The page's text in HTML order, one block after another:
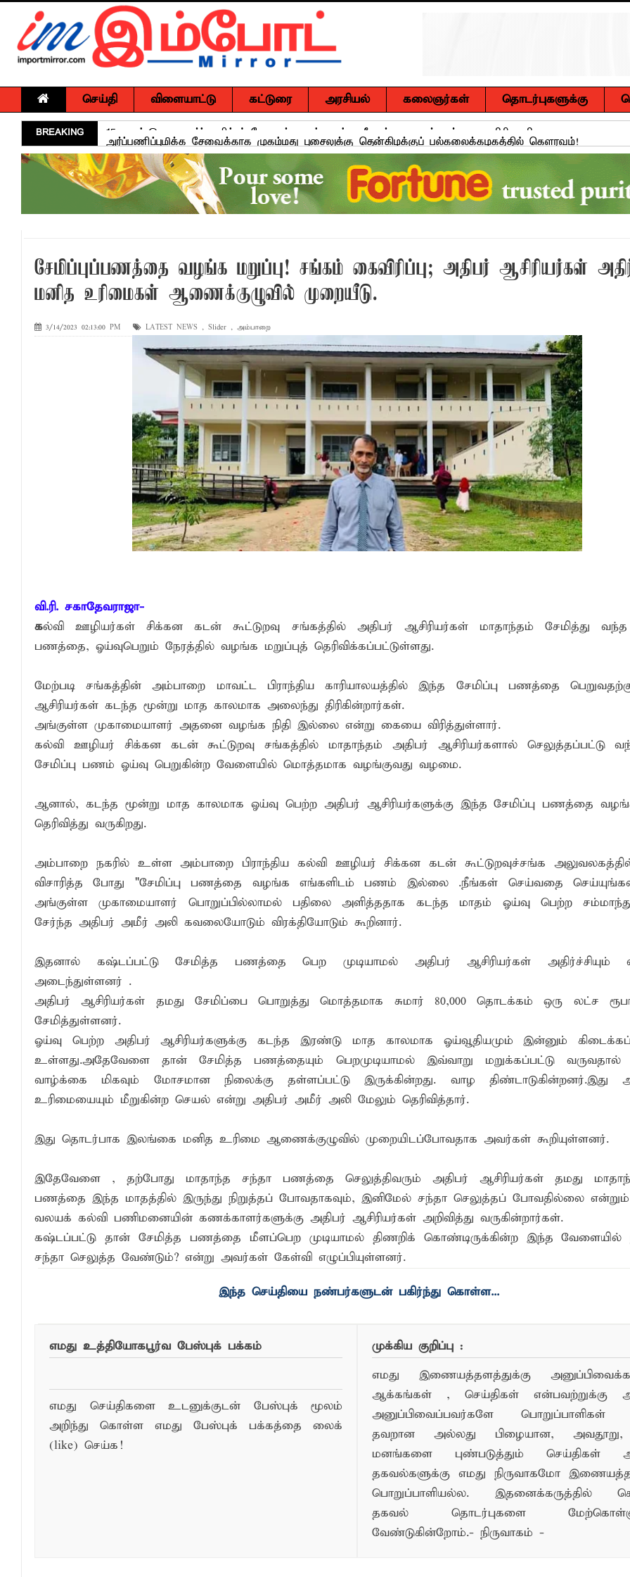
செய்தி விளையாட்டு கட்டுரை அரசியல் கலைஞர்கள் தொடர்புகளுக்கு
BREAKING
அர்ப்பணிப்புமிக்க சேவைக்காக முகம்மது புசைலுக்கு தென்கிழக்குப் பல்கலைக்கழகத்தில் கௌரவம்!
சுகாதார விதிமுறைகளை மீறிய வியாபாரிகளுக்கு எதிராகச் சட்ட நடவடிக்கை! மனித நுகர்வுக்குப்
மாளிகைக்காட்டிற்கு நிரந்தர மாற்று மையவாடி அமைப்பது குறித்து விசேட ஆலோசனைக் கூட்டம் :
ஒருமித்த நடவடிக்கைக்கு முஸ்தீபு
பகிடிவதைக்கு பூஜ்ஜிய சகிப்புத்தன்மை: "ஒரு மாணவனின் கனவைக் கலைக்காதீர்கள்" – தென்கிழக்குப்
கல்முனை - பாண்டிருப்பில் வீதி விபத்து ஒருவர் உயிரிழப்பு, மற்றையவர் அவசர சிகிச்சை பிரிவில்
NGO சட்டமூலத்திற்கு எதிராக பாராளுமன்ற உறுப்பினர்கள் வாக்களிக்க வேண்டும் – மனித உரிமைகள்
வேண்டுகோள்
அக்கரைப்பற்று பொலிஸ் பிரிவில் அதிரடிப் போக்குவரத்துச் சோதனை- 187 வழக்குகள் பதிவு, 23 மோட்டார்
தென்கிழக்குப் பல்கலைக்கழகத்தில் புவித் தகவல் தொழில்நுட்ப குறுகியகால கற்கைநெறி ஆரம்பம்: பன்முகக்
காலத்தின் தேவை – பீடாதிபதி பேராசிரியர் எம். எம். பாஸில்
தீகவாபியில் பயிர்ச்செய்கைகள் நாசம்- அறுவடைக்குத் தயாராகவிருந்த நெல் வயல்களை துவம்சம் செய்த
தென்கிழக்குப் பல்கலைக்கழகத்திற்கு மேலும் ஓர் பெருமை
தென்கிழக்குப் பல்கலையில் மூன்று நாட்கள், ஒன்பது அமர்வுகள்; 3,397 பட்டதாரிகளுக்கு பட்டங்கள் –
நினைவுப் பதக்கங்கள் மற்றும் சிறப்புப் பரிசுகள்
இலங்கை அஹ்திய்யா பாடசாலைகளின் 75ஆவது ஆண்டு பவள விழா ஏற்பாடுகள் தொடர்பாக அம்பாறை
தென்கிழக்குப் பல்கலைக்கழக ஊழியர் சங்கத்தின் புதிய செயலாளராக நாபி எம். முஸ்னி பதவியேற்பு
சாய்ந்தமருது லீடர் அஸ்ரப் வித்தியாலயத்தில் சுற்றாடல் சார் செயற்பாட்டு முகாம்
சாய்ந்தமருது ரியல் பிளாஸ்டர் விளையாட்டுக் கழகத்தின் ரீஜென்சி டி20 பிளாஸ்ட் கிரிக்கெட் சுற்றுப்போட்டி
நிதி மோசடிகளைத் தடுப்பதற்காக மத்திய வங்கி – பொலிஸார் இணைந்து அம்பாறையில் விசேட விழிப்புணர்வு
சாய்ந்தமருதில் தாய்ப்பால் ஊட்டல் வாரத்தை முன்னிட்டு கர்ப்பிணி மற்றும் பாலூட்டும் தாய்மார்களுக்கான
15 ஆண்டுகால அர்ப்பணிப்புச் சேவைக்கு எம்.ஏ.எம். ரயீஸுக்கு உணர்வுபூர்வமான பிரியாவிடை
சேமிப்புப்பணத்தை வழங்க மறுப்பு! சங்கம் கைவிரிப்பு; அதிபர் ஆசிரியர்கள்
மனித உரிமைகள் ஆணைக்குழுவில் முறையீடு.
3/14/2023 02:13:00 PM LATEST NEWS , Slider , அம்பாறை
வி.ரி. சகாதேவராஜா-
கல்வி ஊழியர்கள் சிக்கன கடன் கூட்டுறவு சங்கத்தில் அதிபர் ஆசிரியர்கள் மாதாந்தம் சேமித்து வந்த
பணத்தை, ஓய்வுபெறும் நேரத்தில் வழங்க மறுப்புத் தெரிவிக்கப்பட்டுள்ளது.
மேற்படி சங்கத்தின் அம்பாறை மாவட்ட பிராந்திய காரியாலயத்தில் இந்த சேமிப்பு பணத்தை
ஆசிரியர்கள் கடந்த மூன்று மாத காலமாக அலைந்து திரிகின்றார்கள்.
அங்குள்ள முகாமையாளர் அதனை வழங்க நிதி இல்லை என்று கையை விரித்துள்ளார்.
கல்வி ஊழியர் சிக்கன கடன் கூட்டுறவு சங்கத்தில் மாதாந்தம் அதிபர் ஆசிரியர்களால் செலுத்தப்பட்டு
சேமிப்பு பணம் ஓய்வு பெறுகின்ற வேளையில் மொத்தமாக வழங்குவது வழமை.
ஆனால், கடந்த மூன்று மாத காலமாக ஓய்வு பெற்ற அதிபர் ஆசிரியர்களுக்கு இந்த சேமிப்பு பணத்தை
தெரிவித்து வருகிறது.
அம்பாறை நகரில் உள்ள அம்பாறை பிராந்திய கல்வி ஊழியர் சிக்கன கடன் கூட்டுறவுச்சங்க
விசாரித்த போது "சேமிப்பு பணத்தை வழங்க எங்களிடம் பணம் இல்லை .நீங்கள் செய்வதை
அங்குள்ள முகாமையாளர் பொறுப்பில்லாமல் பதிலை அளித்ததாக கடந்த மாதம் ஓய்வு பெற்ற
சேர்ந்த அதிபர் அமீர் அலி கவலையோடும் விரக்தியோடும் கூறினார்.
இதனால் கஷ்டப்பட்டு சேமித்த பணத்தை பெற முடியாமல் அதிபர் ஆசிரியர்கள் அதிர்ச்சியும்
அடைந்துள்ளனர் .
அதிபர் ஆசிரியர்கள் தமது சேமிப்பை பொறுத்து மொத்தமாக சுமார் 80,000 தொடக்கம் ஒரு லட்ச
சேமித்துள்ளனர்.
ஓய்வு பெற்ற அதிபர் ஆசிரியர்களுக்கு கடந்த இரண்டு மாத காலமாக ஓய்வூதியமும் இன்னும்
உள்ளது.அதேவேளை தான் சேமித்த பணத்தையும் பெறமுடியாமல் இவ்வாறு மறுக்கப்பட்டு
வாழ்க்கை மிகவும் மோசமான நிலைக்கு தள்ளப்பட்டு இருக்கின்றது. வாழ திண்டாடுகின்றனர்.இது
உரிமையையும் மீறுகின்ற செயல் என்று அதிபர் அமீர் அலி மேலும் தெரிவித்தார்.
இது தொடர்பாக இலங்கை மனித உரிமை ஆணைக்குழுவில் முறையிடப்போவதாக அவர்கள் கூறியுள்ளனர்.
இதேவேளை , தற்போது மாதாந்த சந்தா பணத்தை செலுத்திவரும் அதிபர் ஆசிரியர்கள் தமது
பணத்தை இந்த மாதத்தில் இருந்து நிறுத்தப் போவதாகவும், இனிமேல் சந்தா செலுத்தப் போவதில்லை
வலயக் கல்வி பணிமனையின் கணக்காளர்களுக்கு அதிபர் ஆசிரியர்கள் அறிவித்து வருகின்றார்கள்.
கஷ்டப்பட்டு தான் சேமித்த பணத்தை மீளப்பெற முடியாமல் திணறிக் கொண்டிருக்கின்ற இந்த
சந்தா செலுத்த வேண்டும்? என்று அவர்கள் கேள்வி எழுப்பியுள்ளனர்.
எமது உத்தியோகபூர்வ பேஸ்புக் பக்கம்
எமது செய்திகளை உடனுக்குடன் பேஸ்புக் மூலம்
அறிந்து கொள்ள எமது பேஸ்புக் பக்கத்தை லைக்
(like) செய்க!
முக்கிய குறிப்பு :
எமது இணையத்தளத்துக்கு
ஆக்கங்கள் , செய்திகள் என்பவற்றுக்கு
அனுப்பிவைப்பவர்களே பொறுப்பாளிகள்
தவறான அல்லது பிழையான, அவதூறு,
மனங்களை புண்படுத்தும் செய்திகள்
தகவல்களுக்கு எமது நிருவாகமோ
பொறுப்பாளியல்ல. இதனைக்கருத்தில்
தகவல் தொடர்புகளை
வேண்டுகின்றோம்.- நிருவாகம் -